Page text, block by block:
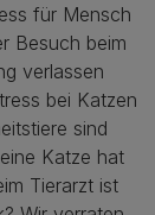
für Mensch
Besuch beim
verlassen
bei Katzen
sind
Katze hat
Tierarzt ist